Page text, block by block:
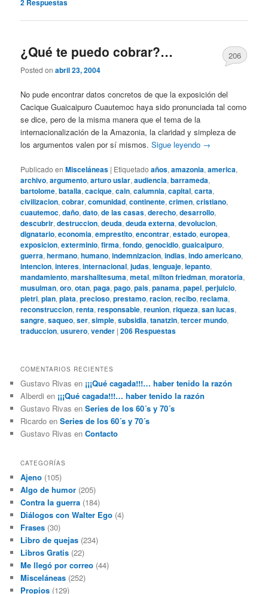
2 Respuestas
¿Qué te puedo cobrar?…
Posted onabril 23, 2004
206
No pude encontrar datos concretos de que la exposición del
Cacique Guaicaipuro Cuautemoc haya sido pronunciada tal como
se dice, pero de la misma manera que el tema de la
internacionalización de la Amazonia, la claridad y simpleza de
los argumentos valen por sí mismos.Sigue leyendo →
Publicado en Misceláneas | Etiquetado años,amazonia,america,
archivo,argumento,arturo uslar,audiencia,barrameda,
bartolome,batalla,cacique,cain,calumnia,capital,carta,
civilizacion,cobrar,comunidad,continente,crimen,cristiano,
cuautemoc,daño,dato,de las casas,derecho,desarrollo,
descubrir,destruccion,deuda,deuda externa,devolucion,
dignatario,economia,emprestito,encontrar,estado,europea,
exposicion,exterminio,firma,fondo,genocidio,guaicaipuro,
guerra,hermano,humano,indemnizacion,indias,indo americano,
intencion,interes,internacional,judas,lenguaje,lepanto,
mandamiento,marshalltesuma,metal,milton friedman,moratoria,
musulman,oro,otan,paga,pago,pais,panama,papel,perjuicio,
pietri,plan,plata,precioso,prestamo,racion,recibo,reclama,
reconstruccion,renta,responsable,reunion,riqueza,san lucas,
sangre,saqueo,ser,simple,subsidia,tanatzin,tercer mundo,
traduccion,usurero,vender |206 Respuestas
COMENTARIOS RECIENTES
Gustavo Rivas en ¡¡¡Qué cagada!!!… haber tenido la razón
Alberdi en ¡¡¡Qué cagada!!!… haber tenido la razón
Gustavo Rivas enSeries de los 60´s y 70´s
Ricardo enSeries de los 60´s y 70´s
Gustavo Rivas enContacto
CATEGORÍAS
Ajeno (105)
Algo de humor (205)
Contra la guerra (184)
Diálogos con Walter Ego (4)
Frases (30)
Libro de quejas (234)
Libros Gratis (22)
Me llegó por correo (44)
Misceláneas (252)
Propios (129)